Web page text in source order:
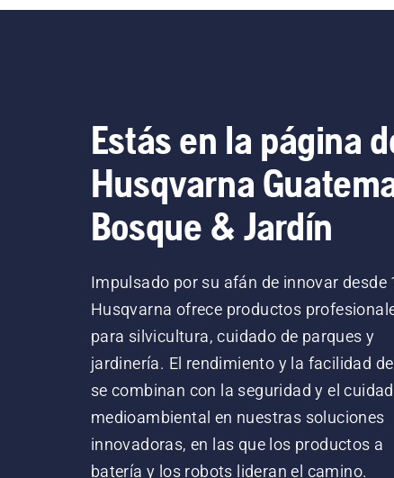
Estás en la página
Husqvarna
Bosque & Jardín
Impulsado por su afán de innovar desde
Husqvarna ofrece productos
para silvicultura, cuidado de parques y
jardinería. El rendimiento y la facilidad
se combinan con la seguridad y el
medioambiental en nuestras soluciones
innovadoras, en las que los productos a
batería y los robots lideran el camino.